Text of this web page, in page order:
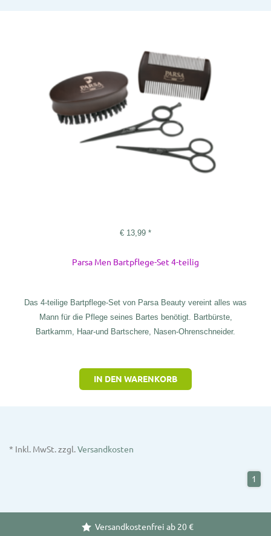
€ 13,99 *
Parsa Men Bartpflege-Set 4-teilig
Das 4-teilige Bartpflege-Set von Parsa Beauty vereint alles was
Mann für die Pflege seines Bartes benötigt. Bartbürste,
Bartkamm, Haar-und Bartschere, Nasen-Ohrenschneider.
IN DEN WARENKORB
* Inkl. MwSt. zzgl.Versandkosten
1
Versandkostenfrei ab 20 €